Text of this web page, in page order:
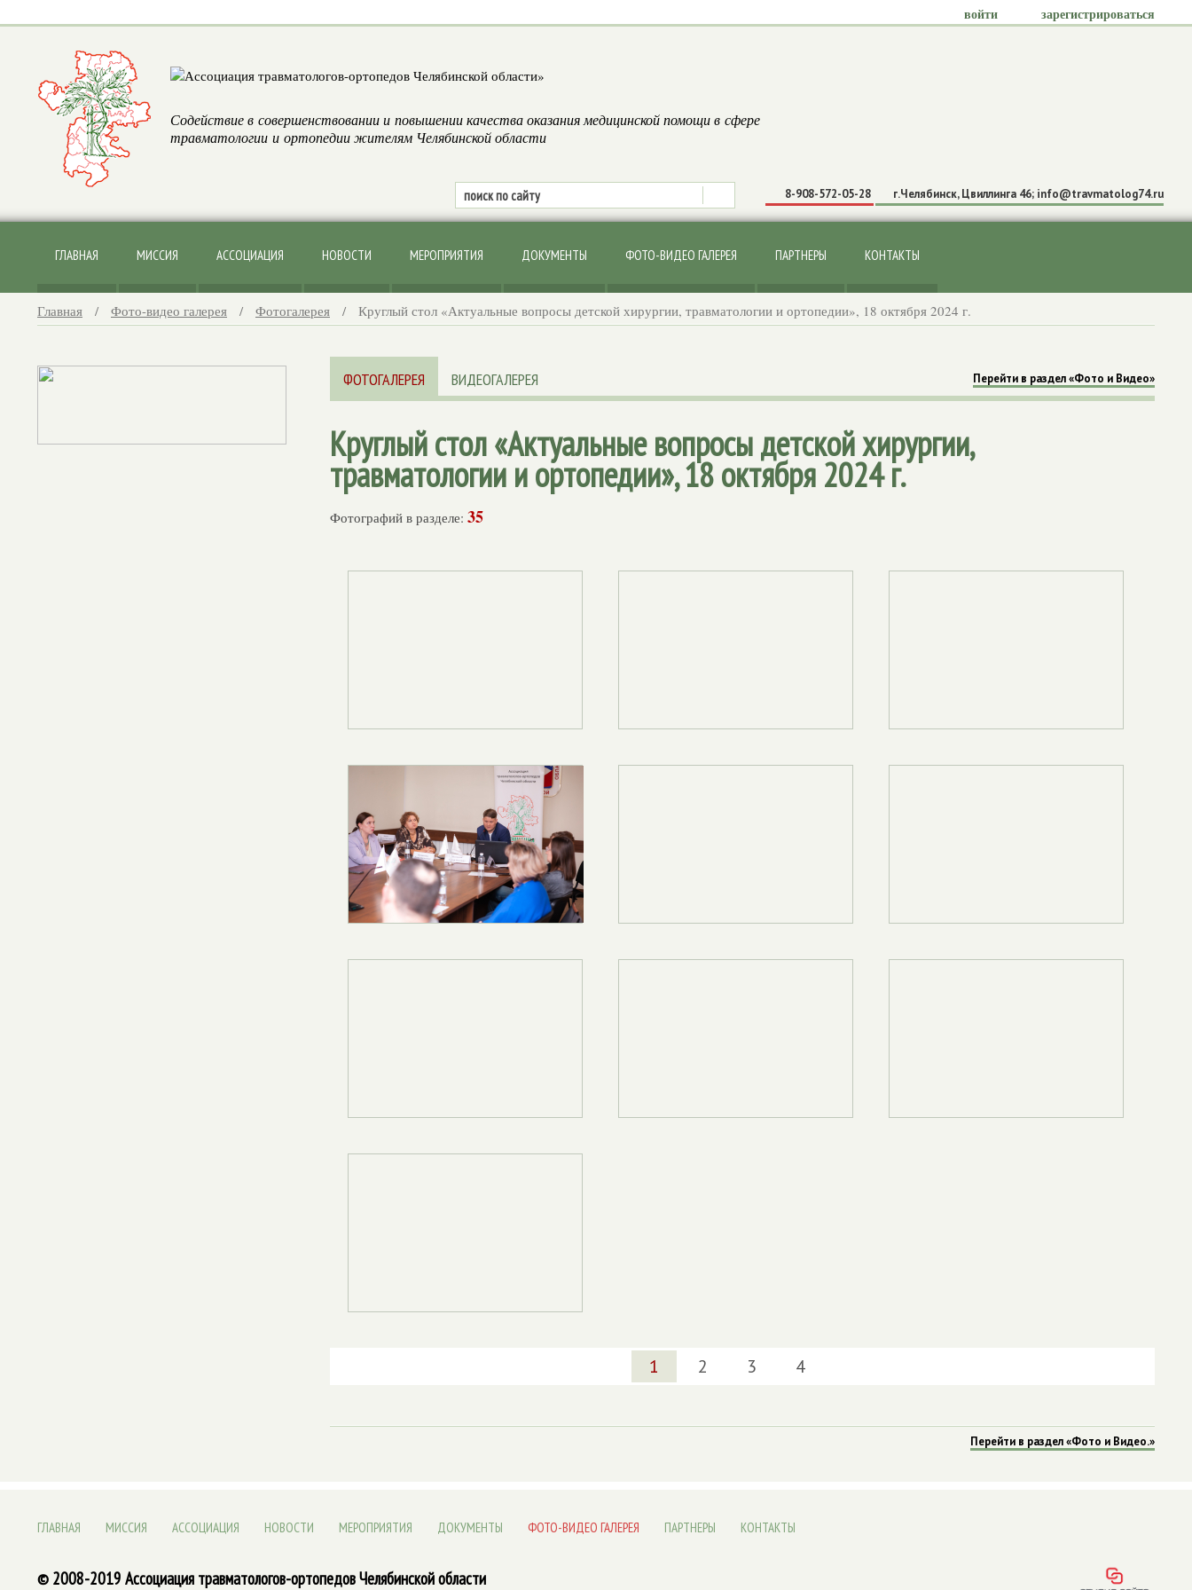
войти зарегистрироваться
Содействие в совершенствовании и повышении качества оказания медицинской помощи в сфере
травматологии и ортопедии жителям Челябинской области
8-908-572-05-28 г.Челябинск, Цвиллинга 46; info@travmatolog74.ru
ГЛАВНАЯ МИССИЯ АССОЦИАЦИЯ НОВОСТИ МЕРОПРИЯТИЯ ДОКУМЕНТЫ ФОТО-ВИДЕО ГАЛЕРЕЯ ПАРТНЕРЫ КОНТАКТЫ
Главная / Фото-видео галерея / Фотогалерея / Круглый стол «Актуальные вопросы детской хирургии, травматологии и ортопедии», 18 октября 2024 г.
Перейти в раздел «Фото и Видео»
ФОТОГАЛЕРЕЯ ВИДЕОГАЛЕРЕЯ
Круглый стол «Актуальные вопросы детской хирургии,
травматологии и ортопедии», 18 октября 2024 г.
Фотографий в разделе: 35
1 2 3 4
Перейти в раздел «Фото и Видео.»
ГЛАВНАЯ МИССИЯ АССОЦИАЦИЯ НОВОСТИ МЕРОПРИЯТИЯ ДОКУМЕНТЫ ФОТО-ВИДЕО ГАЛЕРЕЯ ПАРТНЕРЫ КОНТАКТЫ
© 2008-2019 Ассоциация травматологов-ортопедов Челябинской области